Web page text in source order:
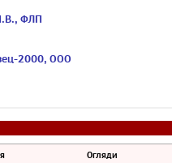
ФЛП
2000, ООО
Огляди